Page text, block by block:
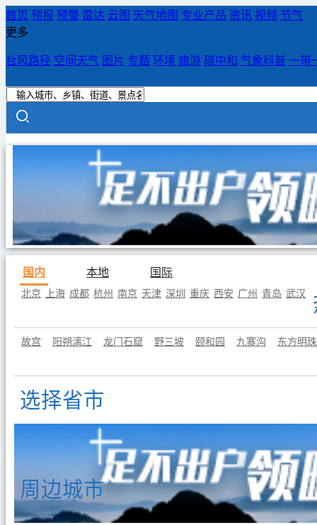
首页 预报 预警 雷达 云图 天气地图 专业产品 资讯 视频 节气
更多
台风路径 空间天气 图片 专题 环境 旅游 碳中和 气象科普 一带
国内 本地 国际
北京 上海 成都 杭州 南京 天津 深圳 重庆 西安 广州 青岛 武汉
故宫 阳朔漓江 龙门石窟 野三坡 颐和园 九寨沟 东方明珠
选择省市
周边城市